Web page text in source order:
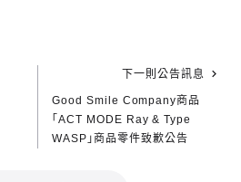
下一則公告訊息
Good Smile Company商品
「ACT MODE Ray & Type
WASP」商品零件致歉公告